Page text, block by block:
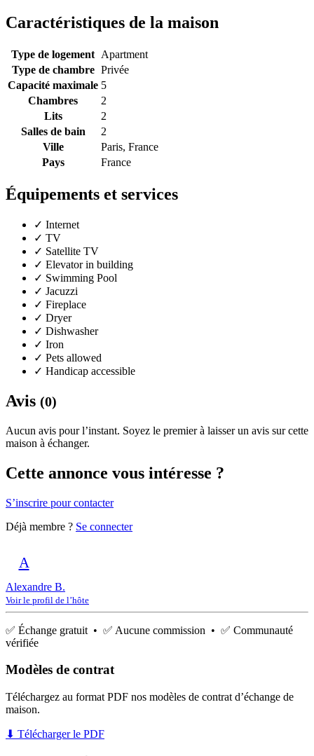
Caractéristiques de la maison
Type de logement Apartment
Type de chambre Privée
Capacité maximale 5
Chambres
2
Lits
2
Salles de bain
2
Ville
Paris, France
Pays
France
Équipements et services
✓ Internet
✓ TV
✓ Satellite TV
✓ Elevator in building
✓ Swimming Pool
✓ Jacuzzi
✓ Fireplace
✓ Dryer
✓ Dishwasher
✓ Iron
✓ Pets allowed
✓ Handicap accessible
Avis (0)
Aucun avis pour l’instant. Soyez le premier à laisser un avis sur cette
maison à échanger.
Cette annonce vous intéresse ?
S’inscrire pour contacter
Déjà membre ? Se connecter
A
Alexandre B.
Voir le profil de l’hôte
✅ Échange gratuit • ✅ Aucune commission • ✅ Communauté
vérifiée
Modèles de contrat
Téléchargez au format PDF nos modèles de contrat d’échange de
maison.
⬇ Télécharger le PDF